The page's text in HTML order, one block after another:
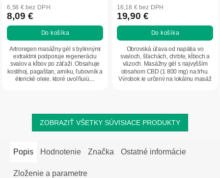
6,58 € bez DPH
8,09 €
Do košíka
Artroregen masážny gél s bylinnými
extraktmi podporuje regeneráciu
svalov a kĺbov po záťaži. Obsahuje
kostihoj, pagaštan, arniku, ľubovník a
éterické oleje, ktoré uvoľňujú,...
16,18 € bez DPH
19,90 €
Do košíka
Obrovská úľava od napätia vo
svaloch, šľachách, chrbte, kĺboch a
väzoch. Masážny gél s najvyšším
obsahom CBD (1 800 mg) na trhu.
Výrobok je určený na lokálnu masáž
ZOBRAZIŤ VŠETKY SÚVISIACE PRODUKTY
Popis Hodnotenie Značka Ostatné informácie
Zloženie a parametre